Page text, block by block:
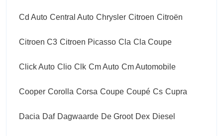
Cd Auto Central Auto Chrysler Citroen Citroën
Citroen C3 Citroen Picasso Cla Cla Coupe
Click Auto Clio Clk Cm Auto Cm Automobile
Cooper Corolla Corsa Coupe Coupé Cs Cupra
Dacia Daf Dagwaarde De Groot Dex Diesel